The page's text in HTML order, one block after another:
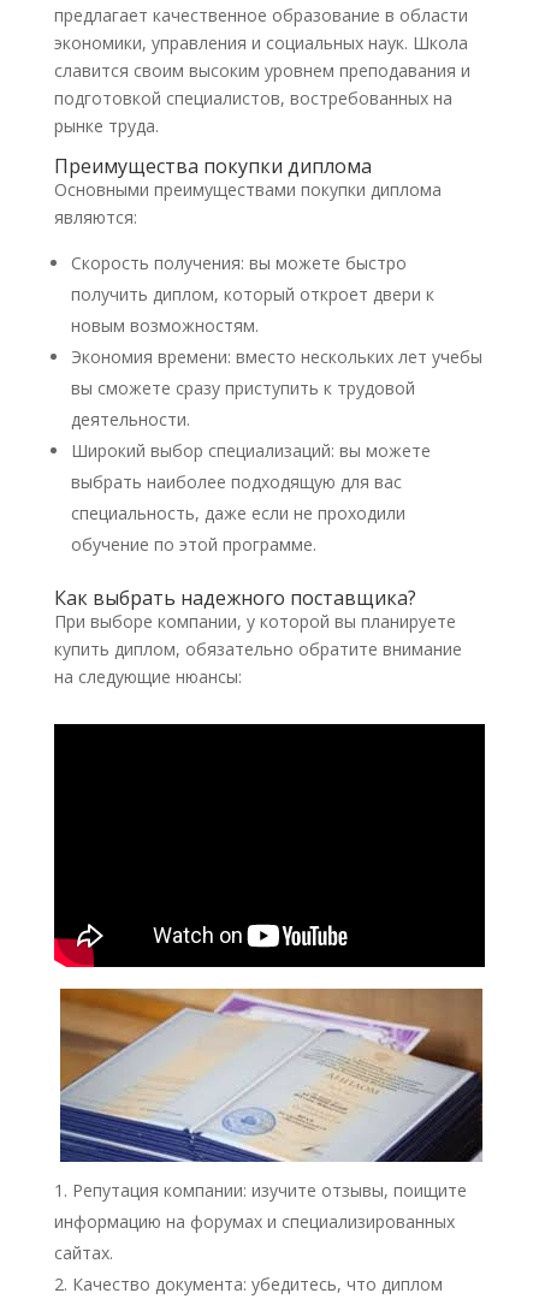
предлагает качественное образование в области
экономики, управления и социальных наук. Школа
славится своим высоким уровнем преподавания и
подготовкой специалистов, востребованных на
рынке труда.
Преимущества покупки диплома
Основными преимуществами покупки диплома
являются:
Скорость получения: вы можете быстро
получить диплом, который откроет двери к
новым возможностям.
Экономия времени: вместо нескольких лет учебы
вы сможете сразу приступить к трудовой
деятельности.
Широкий выбор специализаций: вы можете
выбрать наиболее подходящую для вас
специальность, даже если не проходили
обучение по этой программе.
Как выбрать надежного поставщика?
При выборе компании, у которой вы планируете
купить диплом, обязательно обратите внимание
на следующие нюансы:
Репутация компании: изучите отзывы, поищите
информацию на форумах и специализированных
сайтах.
Качество документа: убедитесь, что диплом